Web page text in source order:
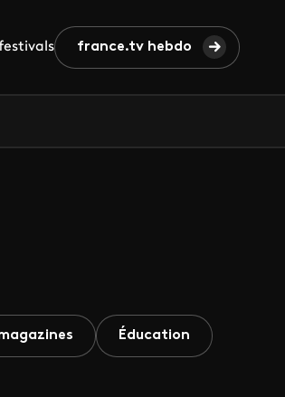
france.tv hebdo
Éducation